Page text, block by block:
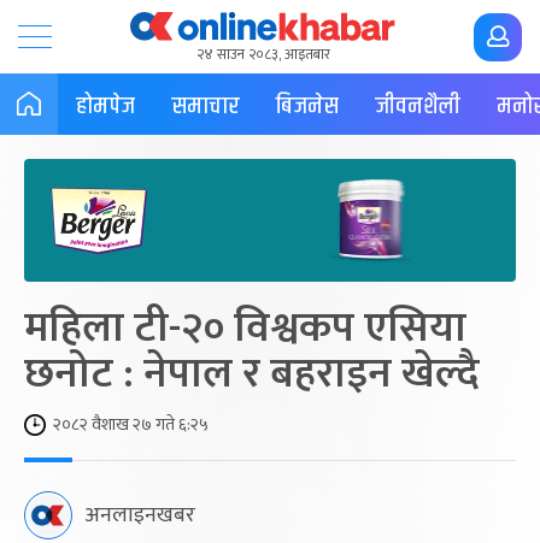
२४ साउन २०८३, आइतबार
होमपेज समाचार बिजनेस जीवनशैली
महिला टी-२० विश्वकप एसिया
छनोट : नेपाल र बहराइन खेल्दै
२०८२ वैशाख २७ गते ६:२५
अनलाइनखबर